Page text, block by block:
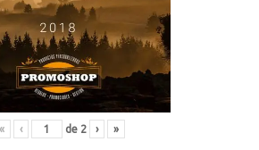
« ‹ de 2 › »